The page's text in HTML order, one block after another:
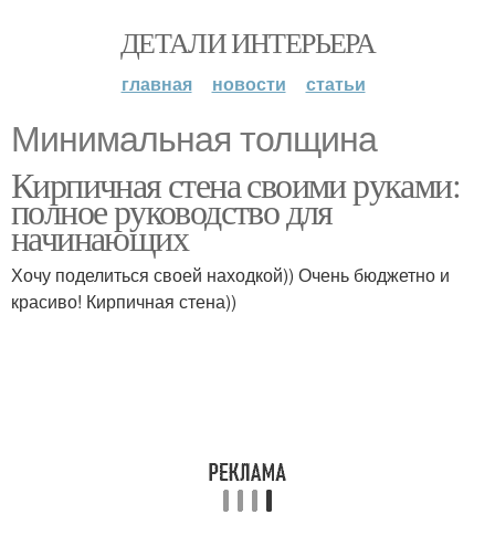
ДЕТАЛИ ИНТЕРЬЕРА
главная новости статьи
Минимальная толщина
Кирпичная стена своими руками:
полное руководство для
начинающих
Хочу поделиться своей находкой)) Очень бюджетно и
красиво! Кирпичная стена))